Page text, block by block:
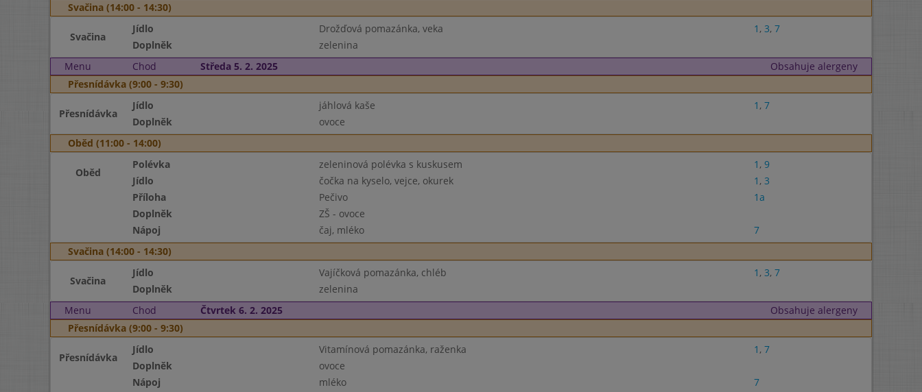
Svačina (14:00 - 14:30)
Svačina
Jídlo Drožďová pomazánka, veka 1 , 3, 7
Doplněk
zelenina
Menu
Chod Středa 5. 2. 2025
Obsahuje alergeny
Přesnídávka (9:00 - 9:30)
Přesnídávka
Jídlo jáhlová kaše 1 , 7
Doplněk
ovoce
Oběd (11:00 - 14:00)
Oběd
Polévka zeleninová polévka s kuskusem 1 , 9
Jídlo
čočka na kyselo, vejce, okurek 1 , 3
Příloha
Pečivo
1a
Doplněk
ZŠ - ovoce
Nápoj
čaj, mléko
7
Svačina (14:00 - 14:30)
Svačina
Jídlo Vajíčková pomazánka, chléb 1 , 3, 7
Doplněk
zelenina
Menu
Chod Čtvrtek 6. 2. 2025
Obsahuje alergeny
Přesnídávka (9:00 - 9:30)
Přesnídávka
Jídlo Vitamínová pomazánka, raženka 1 , 7
Doplněk
ovoce
Nápoj
mléko
7